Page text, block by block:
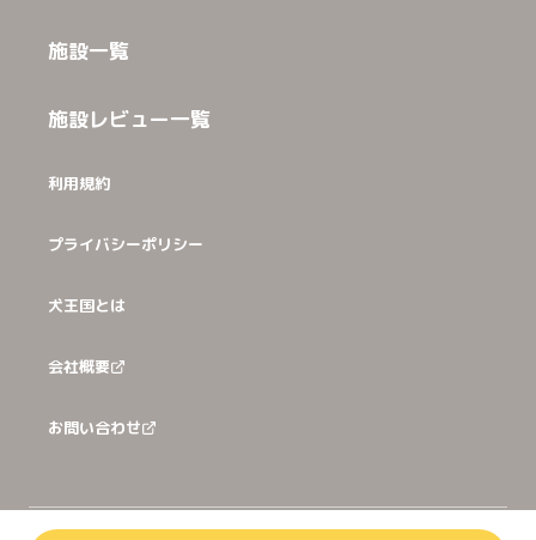
施設一覧
施設レビュー一覧
利用規約
プライバシーポリシー
犬王国とは
会社概要
お問い合わせ